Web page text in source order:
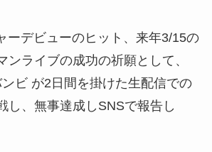
ーデビューのヒット、来年3/15の
ンライブの成功の祈願として、
ビ が2日間を掛けた生配信での
し、無事達成しSNSで報告し